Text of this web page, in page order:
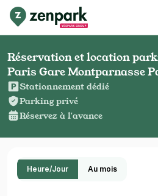
Réservation et location
Paris Gare Montparnasse
Stationnement dédié
Parking privé
Réservez à l'avance
Heure/Jour Au mois